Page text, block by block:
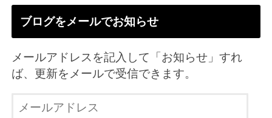
ブログをメールでお知らせ
メールアドレスを記入して「お知らせ」すれ
ば、更新をメールで受信できます。